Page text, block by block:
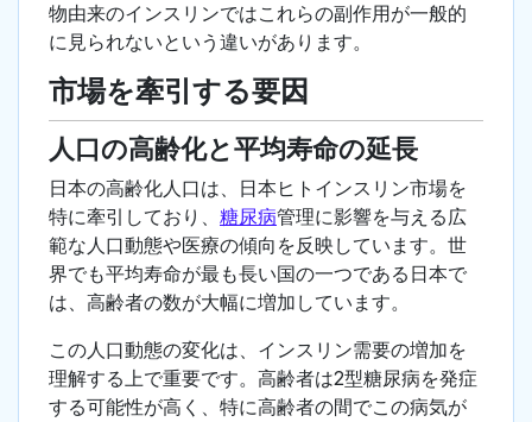
物由来のインスリンではこれらの副作用が一般的
に見られないという違いがあります。
市場を牽引する要因
人口の高齢化と平均寿命の延長
日本の高齢化人口は、日本ヒトインスリン市場を
特に牽引しており、 糖尿病管理に影響を与える広
範な人口動態や医療の傾向を反映しています。世
界でも平均寿命が最も長い国の一つである日本で
は、高齢者の数が大幅に増加しています。
この人口動態の変化は、インスリン需要の増加を
理解する上で重要です。高齢者は2型糖尿病を発症
する可能性が高く、特に高齢者の間でこの病気が